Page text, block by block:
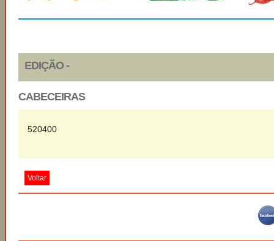
EDIÇÃO -
CABECEIRAS
520400
Voltar